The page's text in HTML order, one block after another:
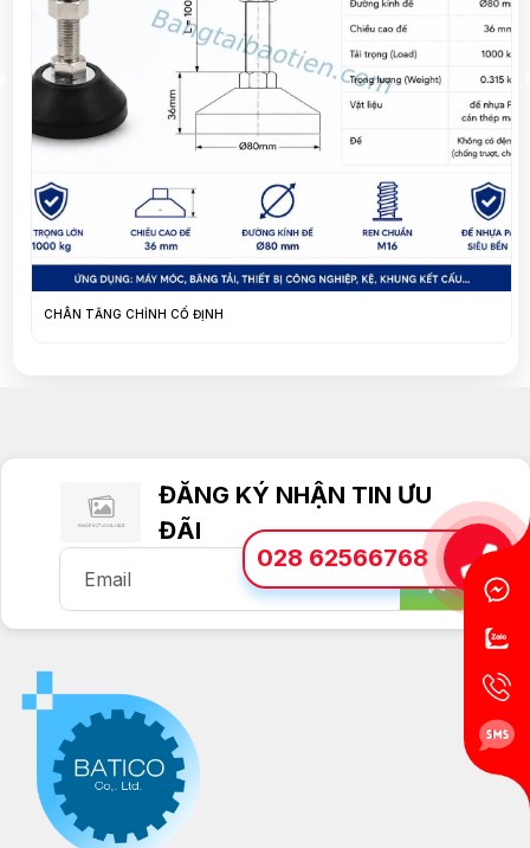
NẸP NHỰA DẪN HƯỚNG MX-098
ĐĂNG KÝ NHẬN TIN ƯU
ĐÃI
028 62566768